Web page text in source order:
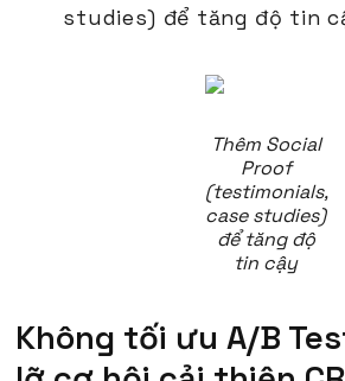
studies) để tăng độ tin
Thêm Social
Proof
(testimonials,
case studies)
để tăng độ
tin cậy
Không tối ưu A/B